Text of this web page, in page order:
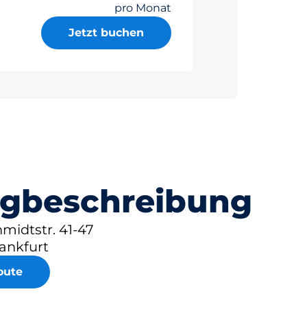
pro Monat
Jetzt buchen
41-47